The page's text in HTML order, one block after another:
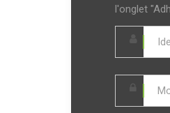
l'onglet